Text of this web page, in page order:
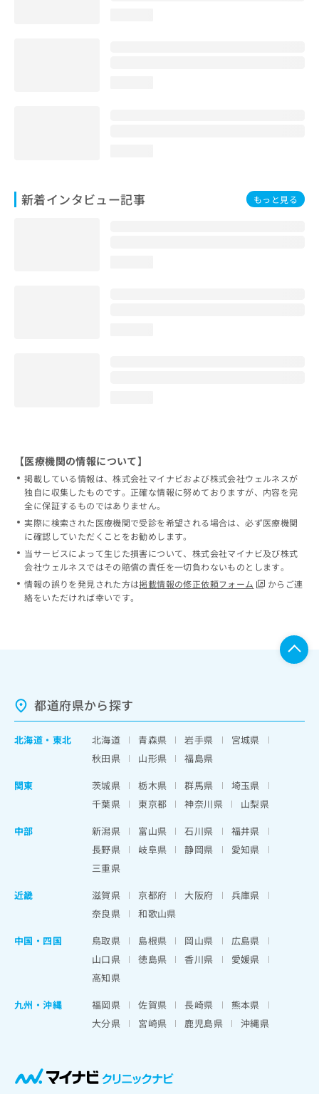
新着インタビュー記事 もっと見る
【医療機関の情報について】
掲載している情報は、株式会社マイナビおよび株式会社ウェルネスが
独自に収集したものです。正確な情報に努めておりますが、内容を完
全に保証するものではありません。
実際に検索された医療機関で受診を希望される場合は、必ず医療機関
に確認していただくことをお勧めします。
当サービスによって生じた損害について、株式会社マイナビ及び株式
会社ウェルネスではその賠償の責任を一切負わないものとします。
情報の誤りを発見された方は掲載情報の修正依頼フォーム
からご連
絡をいただければ幸いです。
都道府県から探す
北海道 ・ 東北 北海道 青森県 岩手県
宮城県
秋田県
山形県
福島県
関東
茨城県 栃木県 群馬県
埼玉県
千葉県
東京都 神奈川県
山梨県
中部
新潟県 富山県 石川県
福井県
長野県
岐阜県 静岡県
愛知県
三重県
近畿
滋賀県 京都府 大阪府
兵庫県
奈良県
和歌山県
中国・四国
鳥取県 島根県 岡山県
広島県
山口県
徳島県 香川県
愛媛県
高知県
九州・沖縄
福岡県 佐賀県 長崎県
熊本県
大分県
宮崎県 鹿児島県 沖縄県